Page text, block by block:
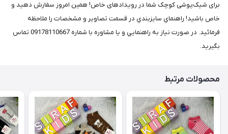
برای شیک‌پوشی کوچک شما در رویدادهای خاص! همین امروز سفارش دهید و
خاص باشید! راهنماي سايزبندي در قسمت تصاوير و مشخصات را ملاحظه
فرمائيد. در صورت نياز به راهنمايي و يا مشاوره با شماره 09178110667 تماس
بگيريد.
محصولات مرتبط